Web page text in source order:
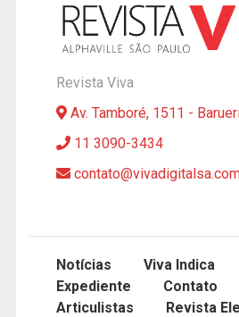
Revista Viva
Av. Tamboré, 1511 -
11 3090-3434
Notícias
Viva Indica
Expediente
Contato
Articulistas
Revista